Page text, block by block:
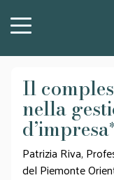
Il
nella
d’impresa*
Patrizia Riva,
del Piemonte